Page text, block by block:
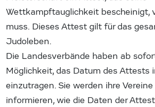
Wettkampftauglichkeit bescheinigt,
muss. Dieses Attest gilt für das
Judoleben.
Die Landesverbände haben ab
Möglichkeit, das Datum des Attests
einzutragen. Sie werden ihre
informieren, wie die Daten der